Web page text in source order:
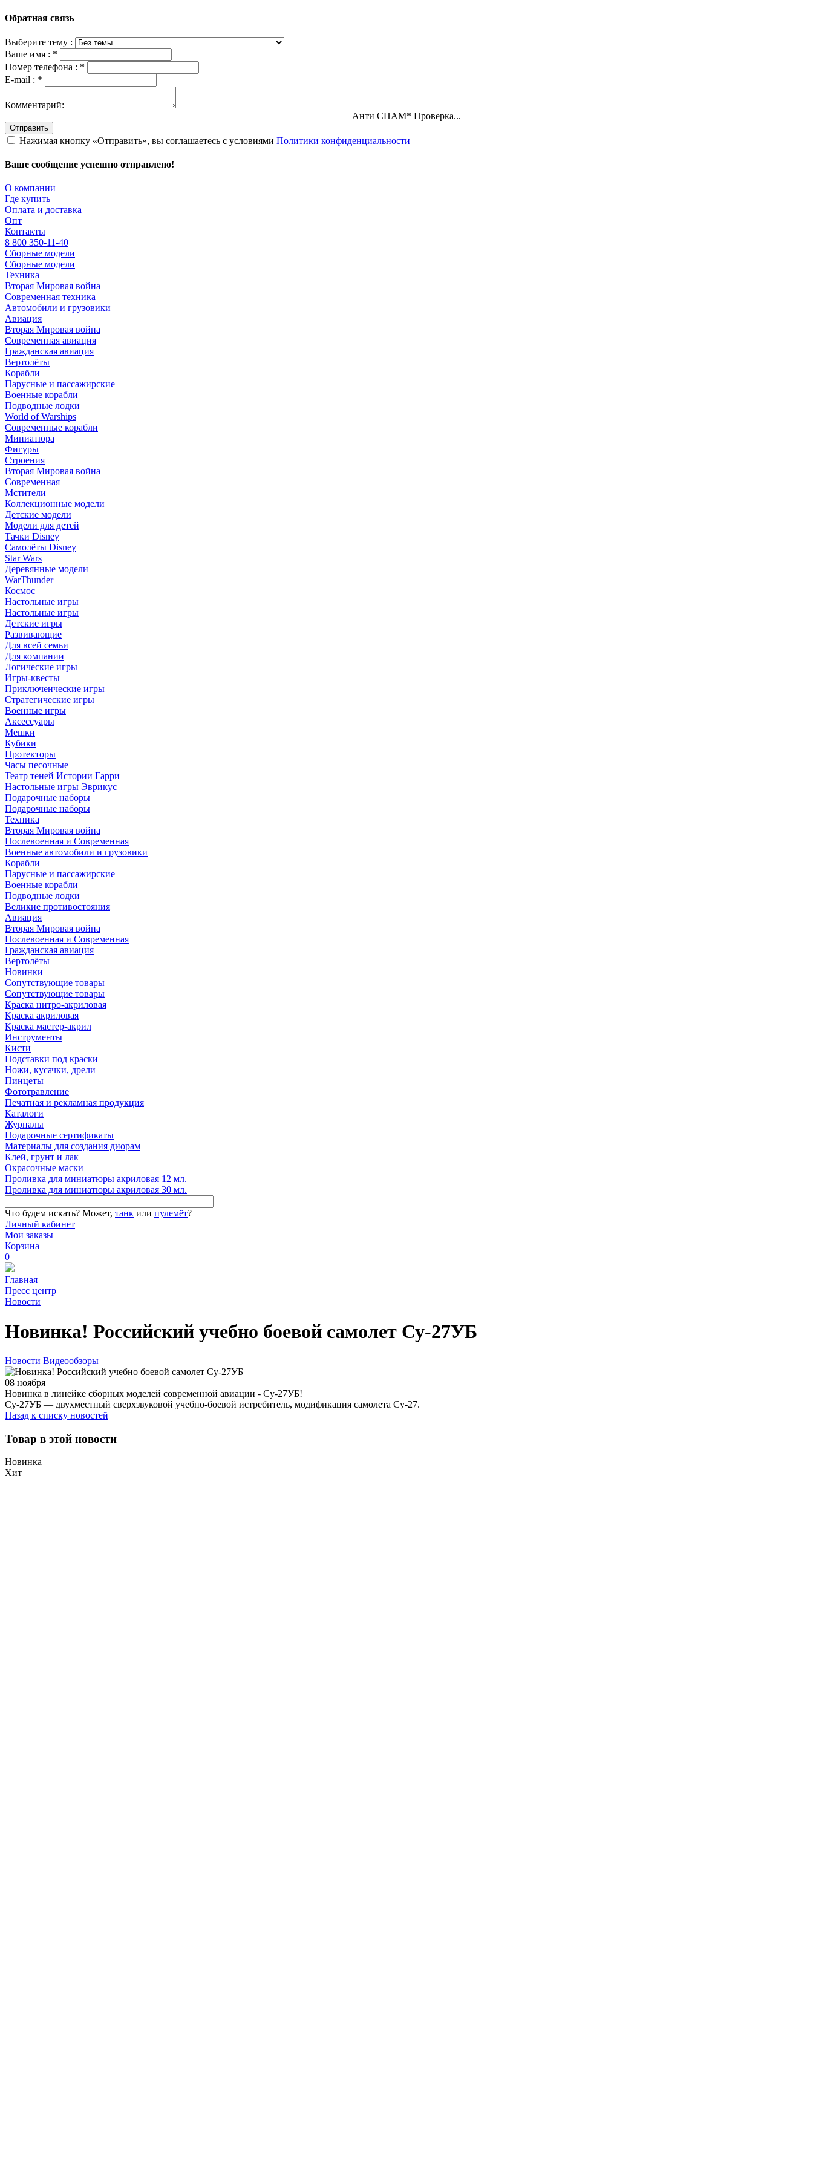
Обратная связь
Выберите тему :
Ваше имя : *
Номер телефона : *
E-mail : *
Комментарий:
Анти СПАМ* Проверка...
Отправить
Нажимая кнопку «Отправить», вы соглашаетесь с условиями Политики конфиденциальности
Ваше сообщение успешно отправлено!
О компании
Где купить
Оплата и доставка
Опт
Контакты
8 800 350-11-40
Сборные модели
Сборные модели
Техника
Вторая Мировая война
Современная техника
Автомобили и грузовики
Авиация
Вторая Мировая война
Современная авиация
Гражданская авиация
Вертолёты
Корабли
Парусные и пассажирские
Военные корабли
Подводные лодки
World of Warships
Современные корабли
Миниатюра
Фигуры
Строения
Вторая Мировая война
Современная
Мстители
Коллекционные модели
Детские модели
Модели для детей
Тачки Disney
Самолёты Disney
Star Wars
Деревянные модели
WarThunder
Космос
Настольные игры
Настольные игры
Детские игры
Развивающие
Для всей семьи
Для компании
Логические игры
Игры-квесты
Приключенческие игры
Стратегические игры
Военные игры
Аксессуары
Мешки
Кубики
Протекторы
Часы песочные
Театр теней Истории Гарри
Настольные игры Эврикус
Подарочные наборы
Подарочные наборы
Техника
Вторая Мировая война
Послевоенная и Современная
Военные автомобили и грузовики
Корабли
Парусные и пассажирские
Военные корабли
Подводные лодки
Великие противостояния
Авиация
Вторая Мировая война
Послевоенная и Современная
Гражданская авиация
Вертолёты
Новинки
Сопутствующие товары
Сопутствующие товары
Краска нитро-акриловая
Краска акриловая
Краска мастер-акрил
Инструменты
Кисти
Подставки под краски
Ножи, кусачки, дрели
Пинцеты
Фототравление
Печатная и рекламная продукция
Каталоги
Журналы
Подарочные сертификаты
Материалы для создания диорам
Клей, грунт и лак
Окрасочные маски
Проливка для миниатюры акриловая 12 мл.
Проливка для миниатюры акриловая 30 мл.
Что будем искать? Может, танк или пулемёт?
Личный кабинет
Мои заказы
Корзина
0
Главная
Пресс центр
Новости
Новинка! Российский учебно боевой самолет Су-27УБ
Новости Видеообзоры
08 ноября
Новинка в линейке сборных моделей современной авиации - Су-27УБ!
Су-27УБ — двухместный сверхзвуковой учебно-боевой истребитель, модификация самолета Су-27.
Назад к списку новостей
Товар в этой новости
Новинка
Хит